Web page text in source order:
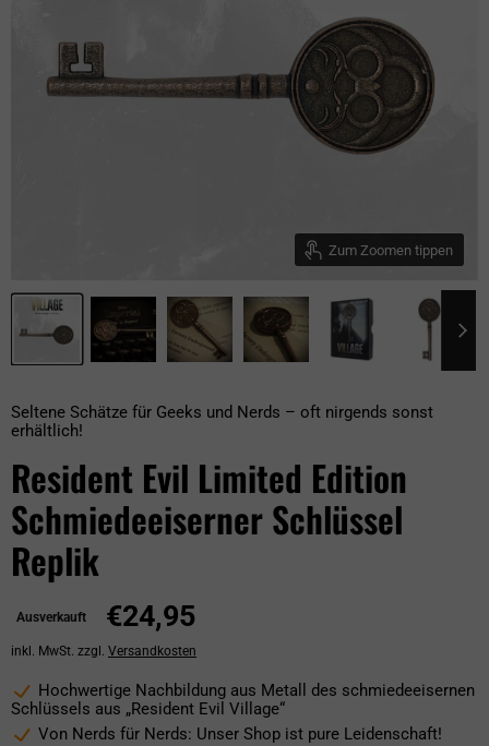
Zum Zoomen tippen
Seltene Schätze für Geeks und Nerds – oft nirgends sonst
erhältlich!
Resident Evil Limited Edition
Schmiedeeiserner Schlüssel
Replik
Ausverkauft €24,95
inkl. MwSt. zzgl. Versandkosten
Hochwertige Nachbildung aus Metall des schmiedeeisernen
Schlüssels aus „Resident Evil Village“
Von Nerds für Nerds: Unser Shop ist pure Leidenschaft!